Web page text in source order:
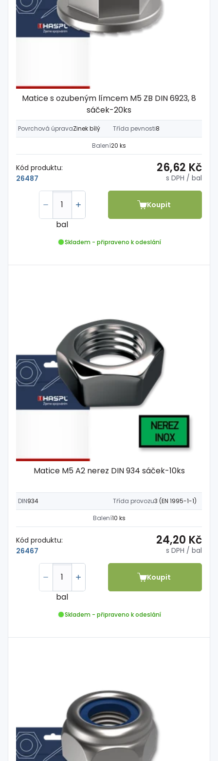
Matice s ozubeným límcem M5 ZB DIN 6923, 8
sáček-20ks
Povrchová úpravaZinek bílý Třída pevnosti8
Balení20 ks
Kód produktu:
26487
26,62 Kč
s DPH / bal
bal
Koupit
Skladem - připraveno k odeslání
Matice M5 A2 nerez DIN 934 sáček-10ks
DIN934 Třída provozu3 (EN 1995-1-1)
Balení10 ks
Kód produktu:
26467
24,20 Kč
s DPH / bal
bal
Koupit
Skladem - připraveno k odeslání